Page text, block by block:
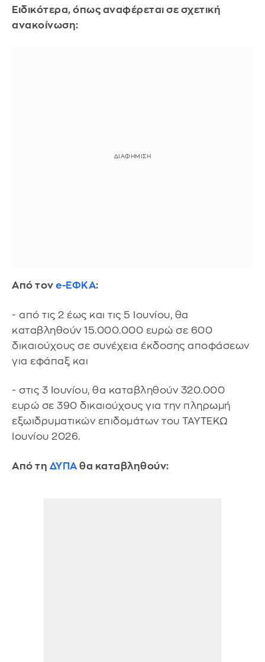
Ειδικότερα, όπως αναφέρεται σε σχετική
ανακοίνωση:
Από τον e-ΕΦΚΑ:
- από τις 2 έως και τις 5 Ιουνίου, θα
καταβληθούν 15.000.000 ευρώ σε 600
δικαιούχους σε συνέχεια έκδοσης αποφάσεων
για εφάπαξ και
- στις 3 Ιουνίου, θα καταβληθούν 320.000
ευρώ σε 390 δικαιούχους για την πληρωμή
εξωιδρυματικών επιδομάτων του ΤΑΥΤΕΚΩ
Ιουνίου 2026.
Από τη ΔΥΠΑ θα καταβληθούν: